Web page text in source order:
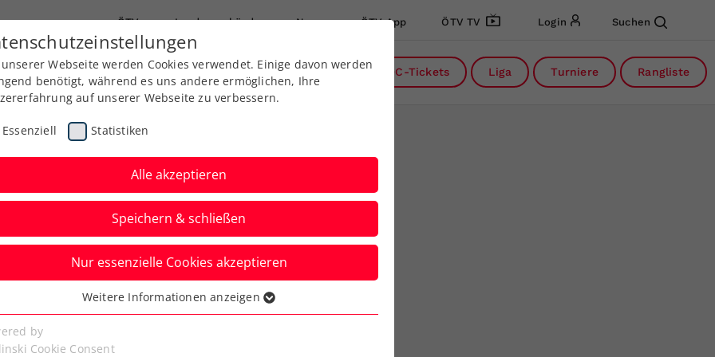
ÖTV Landesverbände News ÖTV App ÖTV TV Login Suchen
Ausbildung Services Über uns Kreise DC-Tickets Liga Turniere Rangliste
dreht
der Qualifikation
Webseite werden Cookies verwendet. Einige davon werden
benötigt, während es uns andere ermöglichen, Ihre
auf unserer Webseite zu verbessern.
Essenziell Statistiken
Alle akzeptieren
Speichern & schließen
Nur essenzielle Cookies akzeptieren
Cookies werden für grundlegende Funktionen der
benötigt. Dadurch ist gewährleistet, dass die Webseite
Weitere Informationen anzeigen
by
Cookie Consent